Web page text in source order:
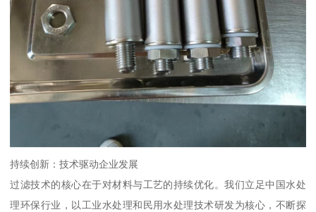
持续创新：技术驱动企业发展
过滤技术的核心在于对材料与工艺的持续优化。我们立足中国水处
理环保行业，以工业水处理和民用水处理技术研发为核心，不断探